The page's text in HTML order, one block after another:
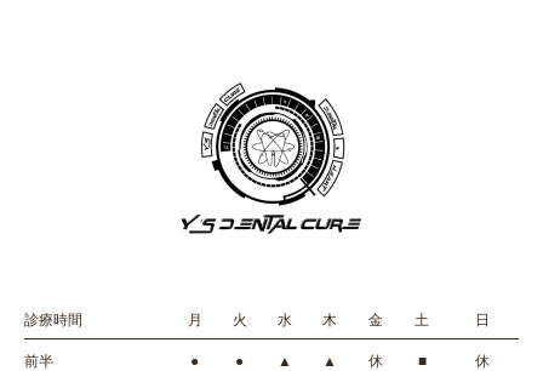
診療時間 月 火 水 木 金 土 日
前半 ● ● ▲ ▲ 休 ■ 休